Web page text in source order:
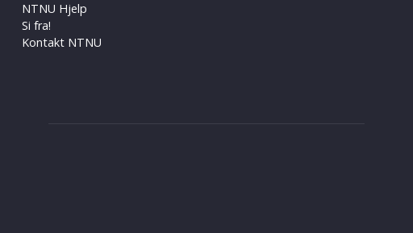
NTNU Hjelp
Si fra!
Kontakt NTNU